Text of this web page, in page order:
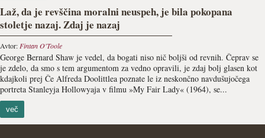
Laž, da je revščina moralni neuspeh, je bila pokopana
stoletje nazaj. Zdaj je nazaj
Avtor: Fintan O'Toole
George Bernard Shaw je vedel, da bogati niso nič boljši od revnih. Čeprav se
je zdelo, da smo s tem argumentom za vedno opravili, je zdaj bolj glasen kot
kdajkoli prej Če Alfreda Doolittlea poznate le iz neskončno navdušujočega
portreta Stanleyja Hollowyaja v filmu »My Fair Lady« (1964), se...
več